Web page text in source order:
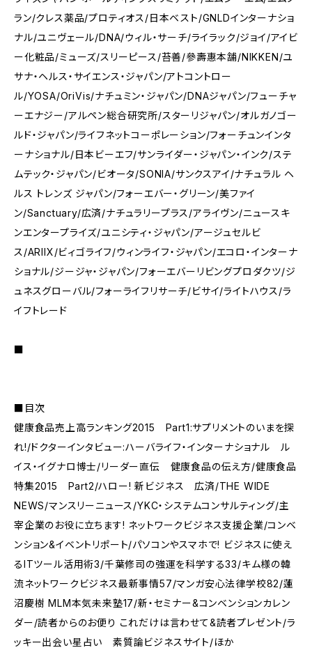
ラン/クレス薬品/プロティオス/日本ベスト/GNLDインターナショ
ナル/ユニヴェール/DNA/ウィル・サーチ/ライラック/ジョイ/アイビ
ー化粧品/ミューズ/スリーピース/苔善/參壽惠本舗/NIKKEN/ユ
サナ・ヘルス・サイエンス・ジャパン/アトコントロー
ル/YOSA/OriVis/ナチュミン・ジャパン/DNAジャパン/フューチャ
ーエナジー/アルペン総合研究所/スターリジャパン/オルガノゴー
ルド・ジャパン/ライフネットコーポレーション/フォーチュンインタ
ーナショナル/日本ビーエフ/サンライダー・ジャパン・インク/ステ
ムテック・ジャパン/ビオータ/SONIA/サンクスアイ/ナチュラル ヘ
ルス トレンズ ジャパン/フォーエバー・グリーン/美ファイ
ン/Sanctuary/広済/ナチュラリープラス/アライヴン/ニュースキ
ンエンタープライズ/ユニシティ・ジャパン/アージュセルビ
ス/ARIIX/ビィゴライフ/ウィンライフ・ジャパン/エコロ・インターナ
ショナル/ジージャ・ジャパン/フォーエバーリビングプロダクツ/ジ
ュネスグローバル/フォーライフリサーチ/ビサイ/ライトハウス/ラ
イフトレード
■
■目次
健康食品売上高ランキング2015 Part1:サプリメントのいまを探
れ!/ドクターインタビュー:ハーバライフ・インターナショナル ル
イス・イグナロ博士/リーダー直伝 健康食品の伝え方/健康食品
特集2015 Part2/ハロー! 新ビジネス 広済/THE WIDE
NEWS/マンスリーニュース/YKC・システムコンサルティング/主
宰企業のお役に立ちます! ネットワークビジネス支援企業/コンベ
ンション&イベントリポート/パソコンやスマホで! ビジネスに使え
るITツール活用術3/千葉修司の強運を科学する33/キム様の韓
流ネットワークビジネス最新事情57/マンガ安心法律学校82/蓮
沼慶樹 MLM本気未来塾17/新・セミナー&コンベンションカレン
ダー/読者からのお便り これだけは言わせて&読者プレゼント/ラ
ッキー出会い星占い 素質論ビジネスサイト/ほか